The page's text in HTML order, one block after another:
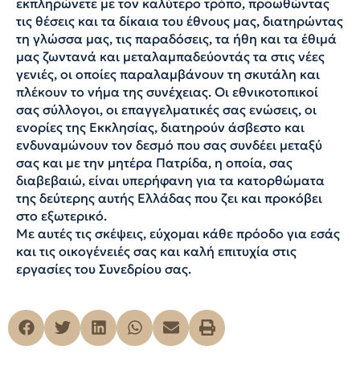
τις θέσεις και τα δίκαια του έθνους μας, διατηρώντας
τη γλώσσα μας, τις παραδόσεις, τα ήθη και τα έθιμά
μας ζωντανά και μεταλαμπαδεύοντάς τα στις νέες
γενιές, οι οποίες παραλαμβάνουν τη σκυτάλη και
πλέκουν το νήμα της συνέχειας. Οι εθνικοτοπικοί
σας σύλλογοι, οι επαγγελματικές σας ενώσεις, οι
ενορίες της Εκκλησίας, διατηρούν άσβεστο και
ενδυναμώνουν τον δεσμό που σας συνδέει μεταξύ
σας και με την μητέρα Πατρίδα, η οποία, σας
διαβεβαιώ, είναι υπερήφανη για τα κατορθώματα
της δεύτερης αυτής Ελλάδας που ζει και προκόβει
στο εξωτερικό.
Με αυτές τις σκέψεις, εύχομαι κάθε πρόοδο για εσάς
και τις οικογένειές σας και καλή επιτυχία στις
εργασίες του Συνεδρίου σας.